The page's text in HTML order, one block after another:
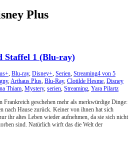
Plus
Staffel 1 (Blu-ray)
, Blu-ray, Disney+, Serien, Streaming4 von 5
,Arthaus Plus, Blu-Ray, Clotilde Hesme, Disney
Thiam, Mystery, serien, Streaming, Yara Pilartz
geschehen mehr als merkwürdige Dinge:
nach Hause zurück. Keiner von ihnen hat sich
ihr altes Leben wieder aufnehmen, da sie sich nicht
sind. Natürlich wirft das die Welt der